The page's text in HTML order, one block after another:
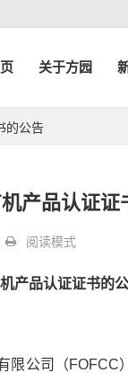
关于方园
的公告
产品认证证
阅读模式
产品认证证书的
限公司（FOFCC